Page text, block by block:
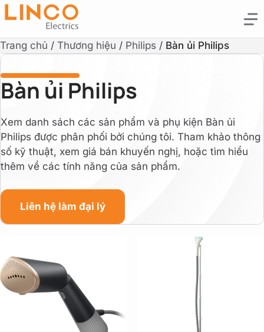
Trang chủ / Thương hiệu / Philips / Bàn ủi Philips
Bàn ủi Philips
Xem danh sách các sản phẩm và phụ kiện Bàn ủi
Philips được phân phối bởi chúng tôi. Tham khảo thông
số kỹ thuật, xem giá bán khuyến nghị, hoặc tìm hiểu
thêm về các tính năng của sản phẩm.
Liên hệ làm đại lý